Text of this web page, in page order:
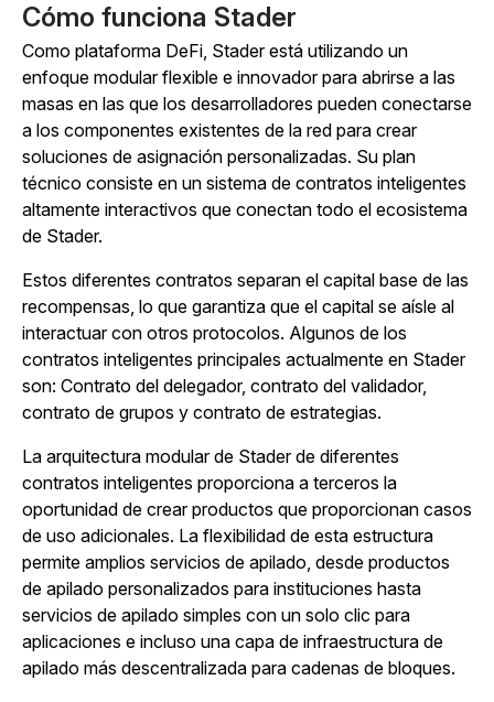
Cómo funciona Stader
Como plataforma DeFi, Stader está utilizando un
enfoque modular flexible e innovador para abrirse a las
masas en las que los desarrolladores pueden conectarse
a los componentes existentes de la red para crear
soluciones de asignación personalizadas. Su plan
técnico consiste en un sistema de contratos inteligentes
altamente interactivos que conectan todo el ecosistema
de Stader.
Estos diferentes contratos separan el capital base de las
recompensas, lo que garantiza que el capital se aísle al
interactuar con otros protocolos. Algunos de los
contratos inteligentes principales actualmente en Stader
son: Contrato del delegador, contrato del validador,
contrato de grupos y contrato de estrategias.
La arquitectura modular de Stader de diferentes
contratos inteligentes proporciona a terceros la
oportunidad de crear productos que proporcionan casos
de uso adicionales. La flexibilidad de esta estructura
permite amplios servicios de apilado, desde productos
de apilado personalizados para instituciones hasta
servicios de apilado simples con un solo clic para
aplicaciones e incluso una capa de infraestructura de
apilado más descentralizada para cadenas de bloques.